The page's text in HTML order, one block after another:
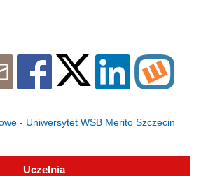
- Uniwersytet WSB Merito Szczecin
Uczelnia